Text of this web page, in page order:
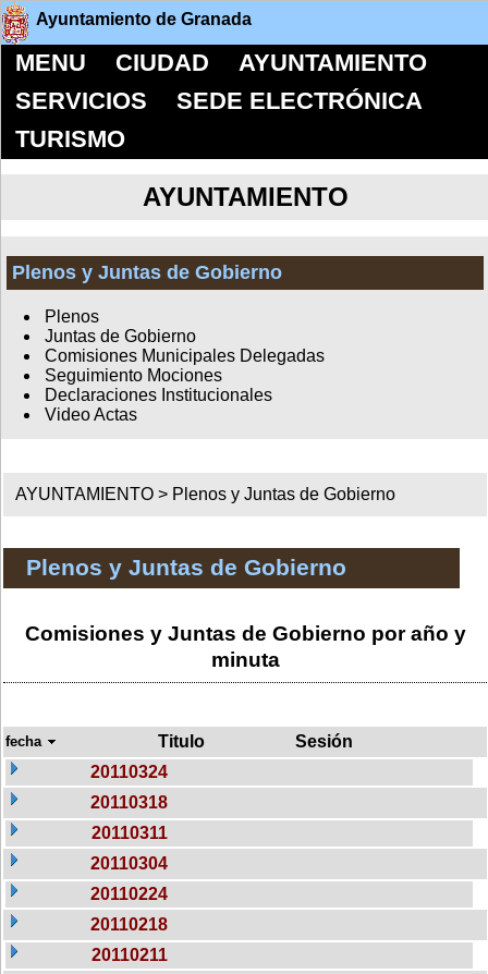
Ayuntamiento de Granada
MENU CIUDAD
AYUNTAMIENTO
SERVICIOS
SEDE ELECTRÓNICA
TURISMO
AYUNTAMIENTO
Plenos y Juntas de Gobierno
Plenos
Juntas de Gobierno
Comisiones Municipales Delegadas
Seguimiento Mociones
Declaraciones Institucionales
Video Actas
AYUNTAMIENTO > Plenos y Juntas de Gobierno
Plenos y Juntas de Gobierno
Comisiones y Juntas de Gobierno por año y
minuta
fecha Titulo
Sesión
20110324
20110318
20110311
20110304
20110224
20110218
20110211